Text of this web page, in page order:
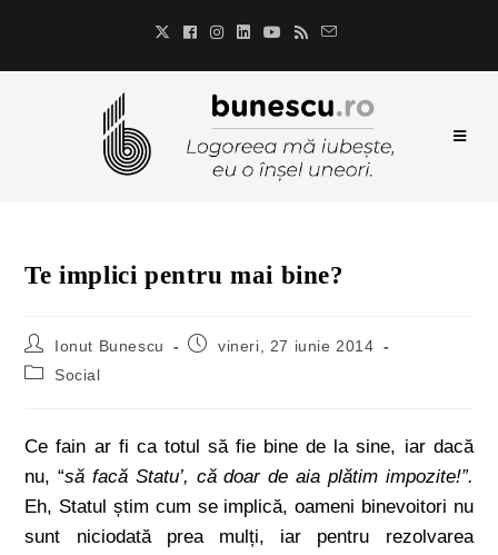
Te implici pentru mai bine?
Ionut Bunescu
vineri, 27 iunie 2014
Social
Ce fain ar fi ca totul să fie bine de la sine, iar dacă
nu, “să facă Statu’, că doar de aia plătim impozite!”.
Eh, Statul știm cum se implică, oameni binevoitori nu
sunt niciodată prea mulți, iar pentru rezolvarea